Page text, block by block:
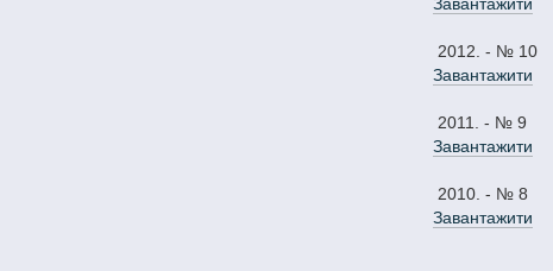
Завантажити
2012. - № 10
Завантажити
2011. - № 9
Завантажити
2010. - № 8
Завантажити